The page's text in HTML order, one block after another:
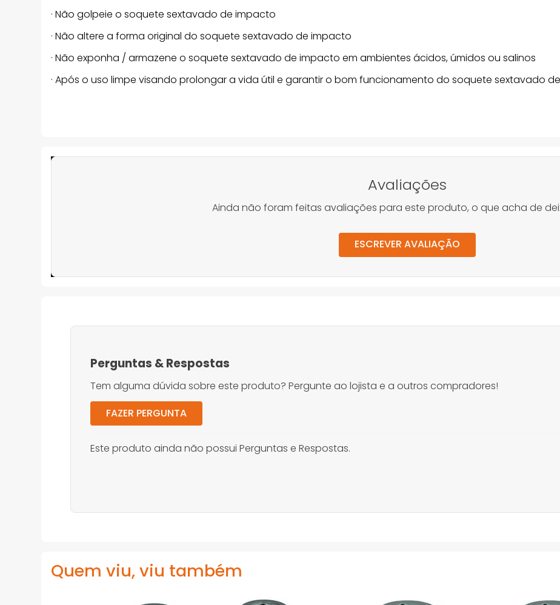
· Não golpeie o soquete sextavado de impacto
· Não altere a forma original do soquete sextavado de impacto
· Não exponha / armazene o soquete sextavado de impacto em ambientes ácidos, úmidos ou salinos
· Após o uso limpe visando prolongar a vida útil e garantir o bom funcionamento do soquete sextavado
Avaliações
Ainda não foram feitas avaliações para este produto, o que acha de
ESCREVER AVALIAÇÃO
Perguntas &Respostas
Tem alguma dúvida sobre este produto? Pergunte ao lojista e a outros compradores!
FAZER PERGUNTA
Este produto ainda não possui Perguntas e Respostas.
Quem viu, viu também